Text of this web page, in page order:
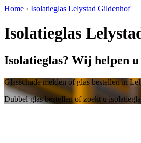
Home › Isolatieglas Lelystad Gildenhof
Isolatieglas
Isolatieglas? Wij helpen
Glasschade melden of glas bestellen in
Dubbel glas bestellen of zoekt u